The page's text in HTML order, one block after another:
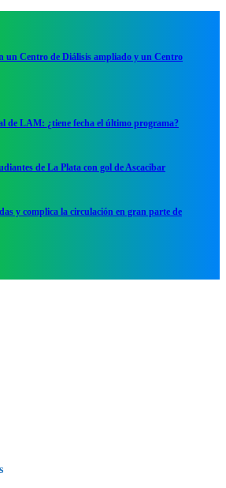
un Centro de Diálisis ampliado y un Centro
de LAM: ¿tiene fecha el último programa?
de La Plata con gol de Ascacibar
y complica la circulación en gran parte de